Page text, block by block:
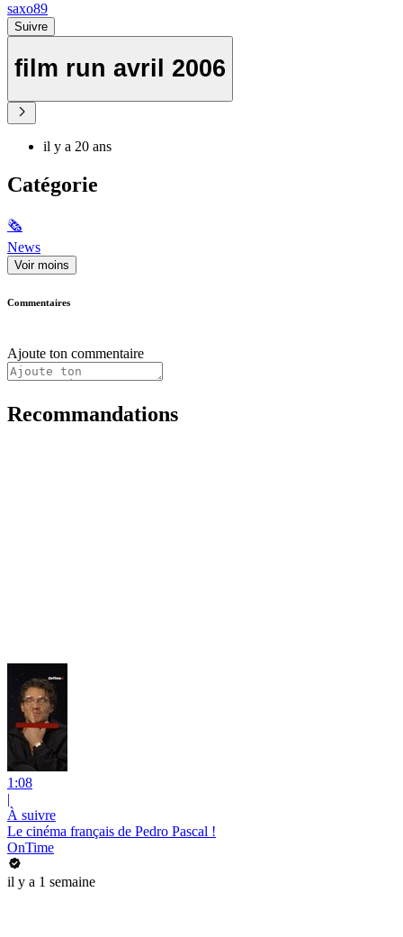
saxo89
Suivre
film run avril 2006
il y a 20 ans
Catégorie
🗞
News
Voir moins
Commentaires
Ajoute ton commentaire
Recommandations
1:08
|
À suivre
Le cinéma français de Pedro Pascal !
OnTime
il y a 1 semaine